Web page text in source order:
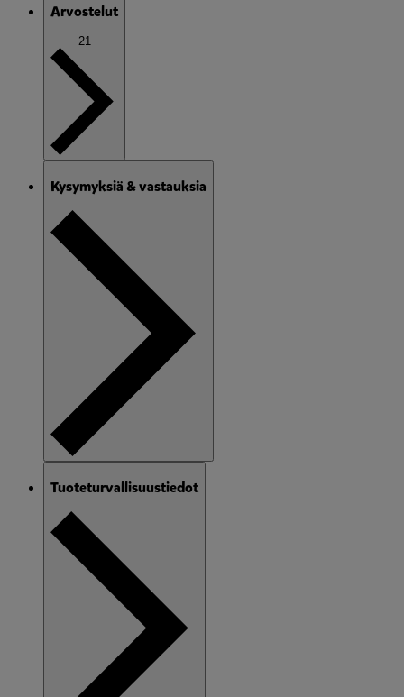
Arvostelut
21
Kysymyksiä & vastauksia
Tuoteturvallisuustiedot